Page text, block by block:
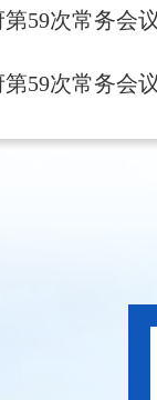
59次常务会
59次常务会